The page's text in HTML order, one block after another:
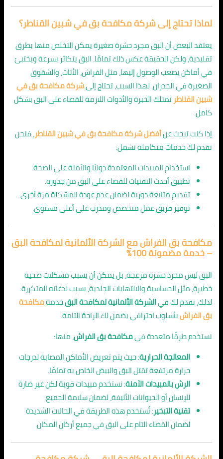
لماذا تحتاج إلى شركة مكافحة بق في شبين القناطر؟
يعتقد البعض أن البق مجرد حشرة صغيرة يمكن التخلص منها بطرق
تقليدية، ولكن الحقيقة عكس ذلك تمامًا. البق يتكاثر بسرعة ويختبئ
في أماكن يصعب الوصول إليها، مثل الفراش، الأثاث، والشقوق
الصغيرة في الجدران. لهذا السبب، تحتاج إلىشركة مكافحة بق في
شبين القناطرتمتلك الخبرة والأدوات اللازمة للقضاء على البق بشكل
كامل.
إذا كنت تبحث عنأفضل شركة مكافحة بق في شبين القناطر، فنحن
نقدم لك خدمات متكاملة تشمل:
استخدام المبيدات المعتمدة دوليًا والآمنة على الصحة.
تطبيق أحدث التقنيات للقضاء على البق من جذوره.
تقديم متابعة دورية لضمان عدم عودة المشكلة مرة أخرى.
توفير فريق عمل متخصص ومدرب على أعلى مستوى.
مكافحة بق الفراش مع الشركة الألمانية لمكافحة البق
– خدمة مضمونة 100٪
البق ليس مجرد حشرة مزعجة، بل يمكن أن يسبب مشكلات صحية
خطيرة، مثل الحساسية والالتهابات الجلدية، بسبب لدغاته المتكررة.
لذلك، نقدم لك فيالشركة الألمانية لمكافحة البقخدمةمكافحة
بق الفراشبأسلوب احترافي يضمن لك الراحة التامة.
نستخدم طرقًا متعددة فيمكافحة بق الفراش، منها:
المعالجة الحرارية: حيث يتم تعريض الأماكن المصابة لدرجات
حرارة مرتفعة تقتل البق والبيض الخاص به تمامًا.
الرش بالمبيدات الآمنة: نستخدم مبيدات قوية لكن غير ضارة
للإنسان أو الحيوانات الأليفة، لضمان سلامة الجميع.
تقنية التبخير: تُستخدم هذه الطريقة في الحالات الشديدة
لضمان القضاء التام على البق في جميع أركان المكان.